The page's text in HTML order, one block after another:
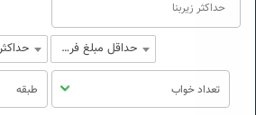
حداقل مبلغ فروش
تعداد خواب طبقه